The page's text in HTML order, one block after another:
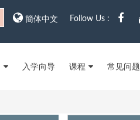
Follow Us :
簡体中文
入学向导 课程 常见问题